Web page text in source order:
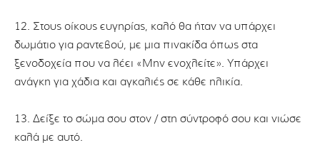
12. Στους οίκους ευγηρίας, καλό θα ήταν να υπάρχει
δωμάτιο για ραντεβού, με μια πινακίδα όπως στα
ξενοδοχεία που να λέει «Μην ενοχλείτε». Υπάρχει
ανάγκη για χάδια και αγκαλιές σε κάθε ηλικία.
13. Δείξε το σώμα σου στον / στη σύντροφό σου και νιώσε
καλά με αυτό.